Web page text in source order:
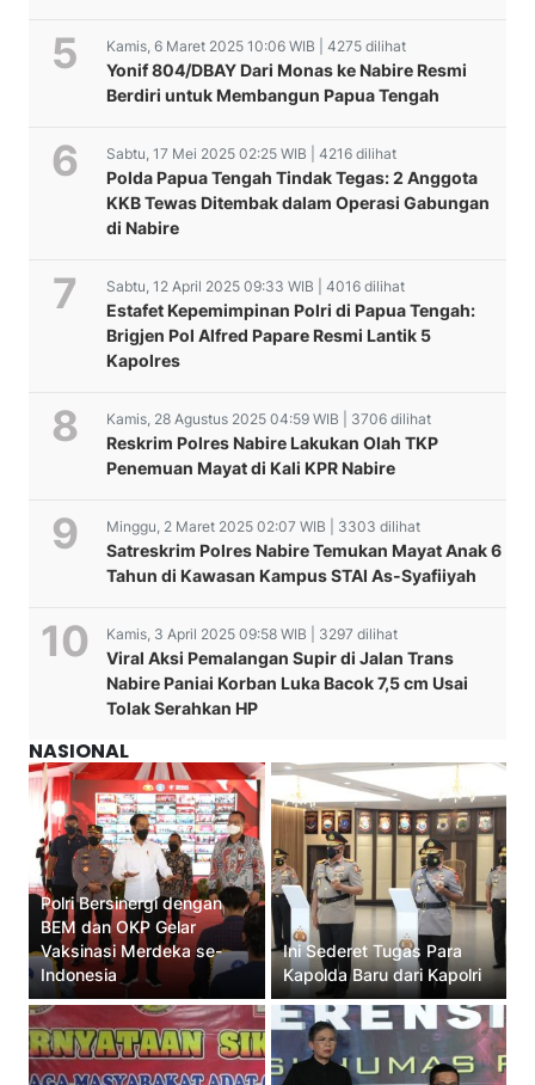
Kamis, 6 Maret 2025 10:06 WIB | 4275 dilihat
Yonif 804/DBAY Dari Monas ke Nabire Resmi
Berdiri untuk Membangun Papua Tengah
Sabtu, 17 Mei 2025 02:25 WIB | 4216 dilihat
Polda Papua Tengah Tindak Tegas: 2 Anggota
KKB Tewas Ditembak dalam Operasi Gabungan
di Nabire
Sabtu, 12 April 2025 09:33 WIB | 4016 dilihat
Estafet Kepemimpinan Polri di Papua Tengah:
Brigjen Pol Alfred Papare Resmi Lantik 5
Kapolres
Kamis, 28 Agustus 2025 04:59 WIB | 3706 dilihat
Reskrim Polres Nabire Lakukan Olah TKP
Penemuan Mayat di Kali KPR Nabire
Minggu, 2 Maret 2025 02:07 WIB | 3303 dilihat
Satreskrim Polres Nabire Temukan Mayat Anak 6
Tahun di Kawasan Kampus STAI As-Syafiiyah
Kamis, 3 April 2025 09:58 WIB | 3297 dilihat
Viral Aksi Pemalangan Supir di Jalan Trans
Nabire Paniai Korban Luka Bacok 7,5 cm Usai
Tolak Serahkan HP
NASIONAL
Polri Bersinergi dengan
BEM dan OKP Gelar
Vaksinasi Merdeka se-
Indonesia
Ini Sederet Tugas Para
Kapolda Baru dari Kapolri